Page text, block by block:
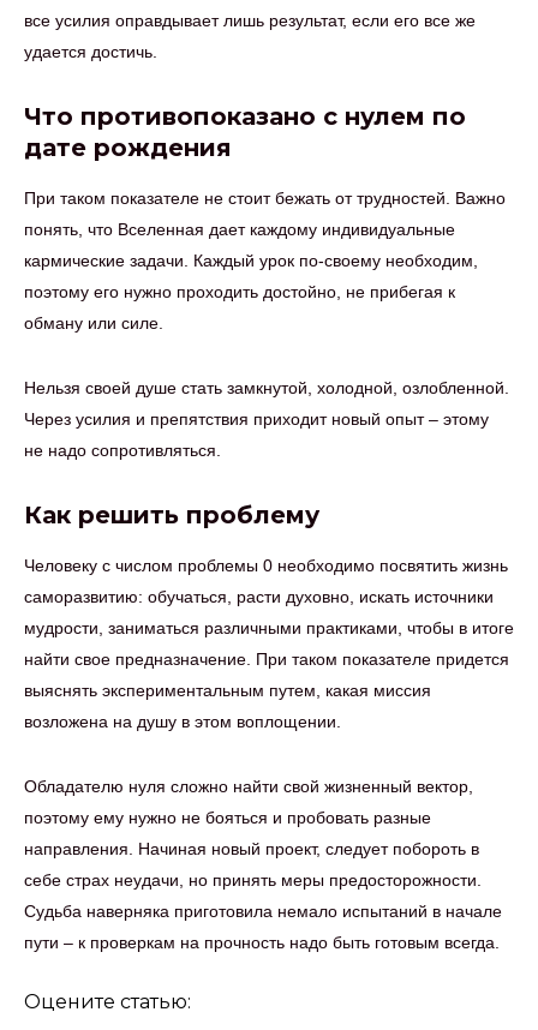
все усилия оправдывает лишь результат, если его все же
удается достичь.
Что противопоказано с нулем по
дате рождения
При таком показателе не стоит бежать от трудностей. Важно
понять, что Вселенная дает каждому индивидуальные
кармические задачи. Каждый урок по-своему необходим,
поэтому его нужно проходить достойно, не прибегая к
обману или силе.
Нельзя своей душе стать замкнутой, холодной, озлобленной.
Через усилия и препятствия приходит новый опыт – этому
не надо сопротивляться.
Как решить проблему
Человеку с числом проблемы 0 необходимо посвятить жизнь
саморазвитию: обучаться, расти духовно, искать источники
мудрости, заниматься различными практиками, чтобы в итоге
найти свое предназначение. При таком показателе придется
выяснять экспериментальным путем, какая миссия
возложена на душу в этом воплощении.
Обладателю нуля сложно найти свой жизненный вектор,
поэтому ему нужно не бояться и пробовать разные
направления. Начиная новый проект, следует побороть в
себе страх неудачи, но принять меры предосторожности.
Судьба наверняка приготовила немало испытаний в начале
пути – к проверкам на прочность надо быть готовым всегда.
Оцените статью: